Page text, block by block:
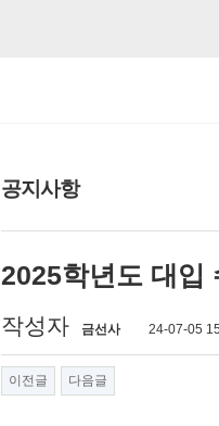
공지사항
2025학년도 대입
작성자 금선사 24-07-05
이전글 다음글